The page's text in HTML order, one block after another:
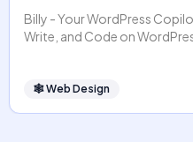
Billy - Your WordPress
Write, and Code on
🕸Web Design